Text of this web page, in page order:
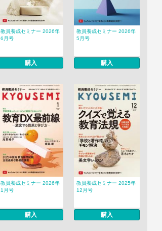
教員養成セミナー 2026年
6月号
購入
教員養成セミナー 2026年
5月号
購入
教員養成セミナー 2026年
1月号
購入
教員養成セミナー 2025年
12月号
購入